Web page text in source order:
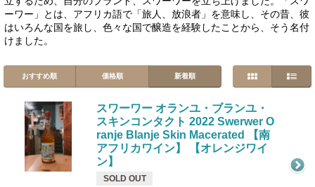
ーワー」とは、アフリカ語で「旅人、放浪者」を意味し、その昔、彼
はいろんな国を旅し、色々な国で醸造を経験したことから、そう名付
けました。
おすすめ順 価格順 新着順
スワーワー オランユ・ブランユ・
スキンコンタクト 2022 Swerwer O
ranje Blanje Skin Macerated 【南
アフリカワイン】 【オレンジワイ
ン】
SOLD OUT